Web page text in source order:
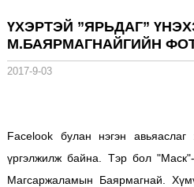
ҮХЭРТЭЙ ”ЯРЬДАГ”
М.БАЯРМАГНАЙГИЙН
2017-9-03
Facelook булан нэгэн авьяаслаг
үргэлжилж байна. Тэр бол
Магсаржаламын Баярмагнай.